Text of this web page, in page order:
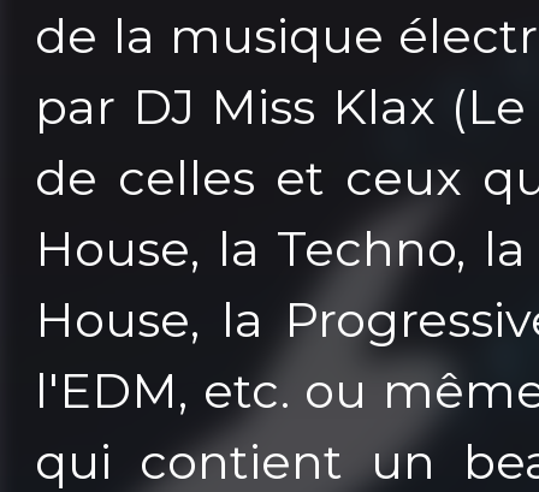
de la musique
par DJ Miss Klax
de celles et ceux
House, la Techno,
House, la
l'EDM, etc. ou
qui contient un